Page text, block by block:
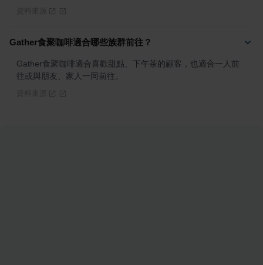
Gather食聚咖啡適合哪些族群前往？
Gather食聚咖啡適合喜歡甜點、下午茶的顧客，也適合一人前
往或與朋友、家人一同前往。